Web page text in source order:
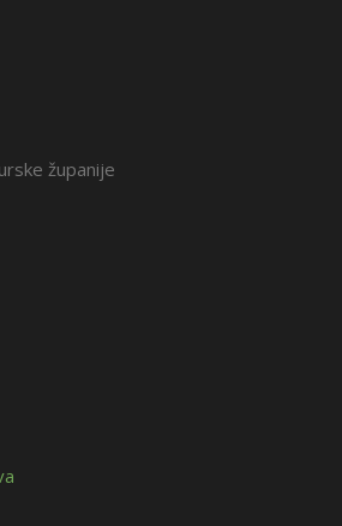
županije